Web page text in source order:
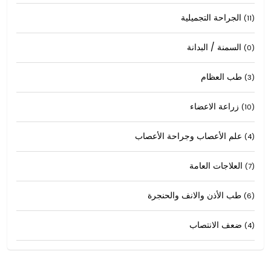
(11)
(0)
(3)
(10)
(4)
(7)
(6)
(4)